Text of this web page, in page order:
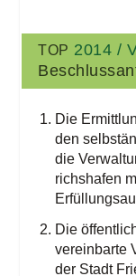
TOP 2014 /
Die
den
die
richs­ha­fen
Die
ver­ein­bar­te
der Stadt